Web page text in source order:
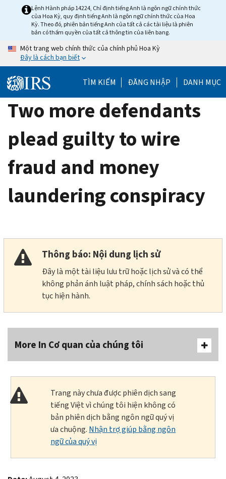
Lệnh Hành pháp 14224, Chỉ định tiếng Anh là ngôn ngữ chính thức
của Hoa Kỳ, quy định tiếng Anh là ngôn ngữ chính thức của Hoa
Kỳ. Theo đó, phiên bản tiếng Anh của tất cả các tài liệu là phiên
bản có thẩm quyền của tất cả thông tin của liên bang.
Một trang web chính thức của chính phủ Hoa Kỳ
Đây là cách bạn biết
TÌM KIẾM ĐĂNG NHẬP DANH MỤC
Two more defendants
plead guilty to wire
fraud and money
laundering conspiracy
Thông báo: Nội dung lịch sử
Đây là một tài liệu lưu trữ hoặc lịch sử và có thể
không phản ánh luật pháp, chính sách hoặc thủ
tục hiện hành.
More In Cơ quan của chúng tôi
Trang này chưa được phiên dịch sang
tiếng Việt vì chúng tôi hiện không có
bản phiên dịch bằng ngôn ngữ quý vị
ưa chuộng. Nhận trợ giúp bằng ngôn
ngữ của quý vị